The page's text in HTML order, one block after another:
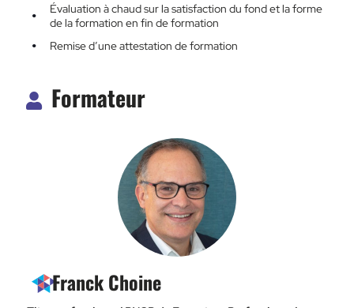
Évaluation à chaud sur la satisfaction du fond et la forme
de la formation en fin de formation
Remise d’une attestation de formation
Formateur
Franck Choine